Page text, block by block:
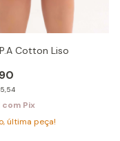
Cotton Liso
com Pix
última peça!